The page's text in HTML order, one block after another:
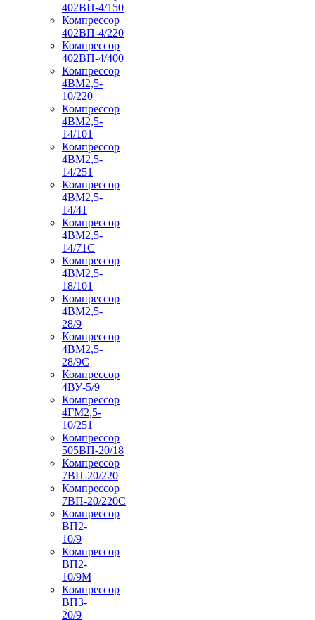
402ВП-4/150
Компрессор
402ВП-4/220
Компрессор
402ВП-4/400
Компрессор
4ВМ2,5-
10/220
Компрессор
4ВМ2,5-
14/101
Компрессор
4ВМ2,5-
14/251
Компрессор
4ВМ2,5-
14/41
Компрессор
4ВМ2,5-
14/71C
Компрессор
4ВМ2,5-
18/101
Компрессор
4ВМ2,5-
28/9
Компрессор
4ВМ2,5-
28/9С
Компрессор
4ВУ-5/9
Компрессор
4ГМ2,5-
10/251
Компрессор
505ВП-20/18
Компрессор
7ВП-20/220
Компрессор
7ВП-20/220С
Компрессор
ВП2-
10/9
Компрессор
ВП2-
10/9М
Компрессор
ВП3-
20/9